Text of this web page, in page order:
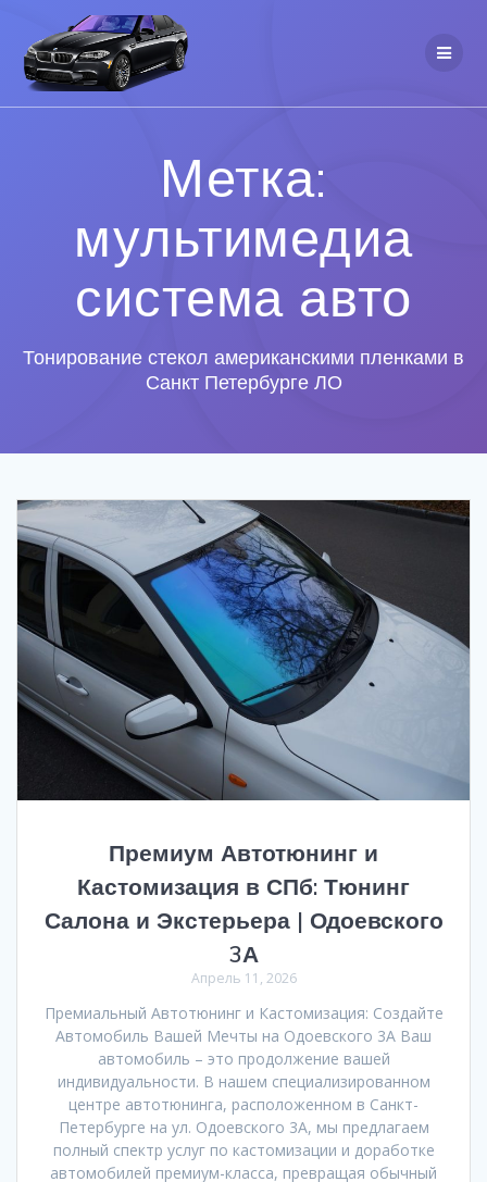
Метка:
мультимедиа
система авто
Тонирование стекол американскими пленками в
Санкт Петербурге ЛО
Премиум Автотюнинг и
Кастомизация в СПб: Тюнинг
Салона и Экстерьера | Одоевского
3А
Апрель 11, 2026
Премиальный Автотюнинг и Кастомизация: Создайте
Автомобиль Вашей Мечты на Одоевского 3А Ваш
автомобиль – это продолжение вашей
индивидуальности. В нашем специализированном
центре автотюнинга, расположенном в Санкт-
Петербурге на ул. Одоевского 3А, мы предлагаем
полный спектр услуг по кастомизации и доработке
автомобилей премиум-класса, превращая обычный